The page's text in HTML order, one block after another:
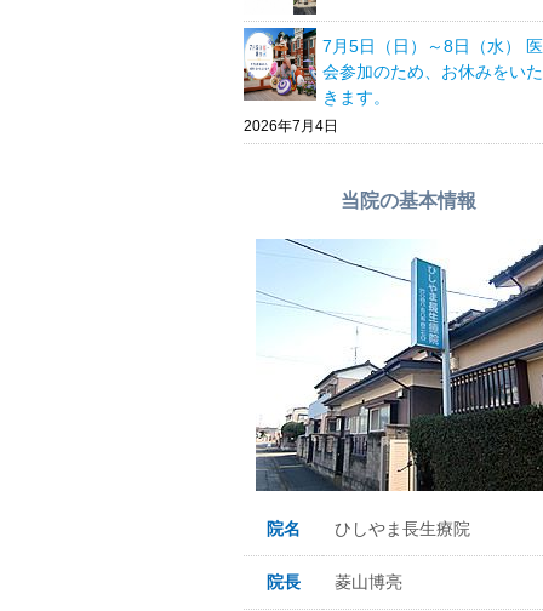
7月5日（日）～8日（水）
会参加のため、お休みをい
きます。
2026年7月4日
当院の基本情報
院名 ひしやま長生療院
院長 菱山博亮